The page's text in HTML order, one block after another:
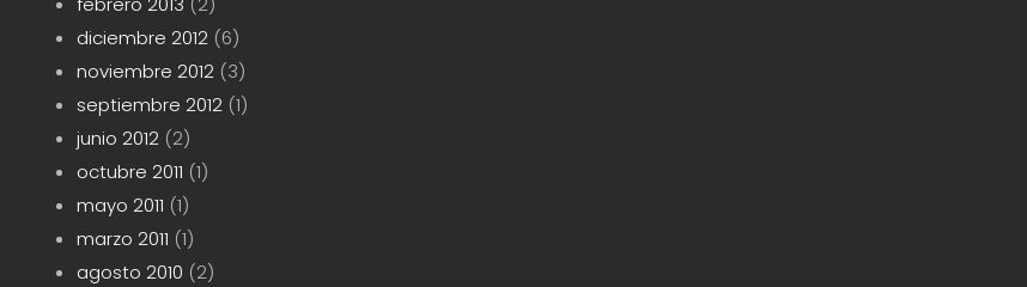
diciembre 2012(6)
noviembre 2012(3)
septiembre 2012(1)
junio 2012(2)
octubre 2011 (1)
mayo 2011 (1)
marzo 2011 (1)
agosto 2010 (2)